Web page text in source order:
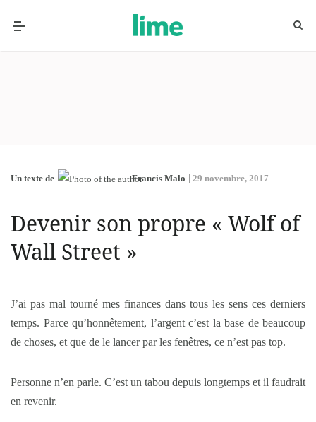
Un texte de Francis Malo 29 novembre, 2017
Devenir son propre « Wolf of
Wall Street »
J’ai pas mal tourné mes finances dans tous les sens ces derniers
temps. Parce qu’honnêtement, l’argent c’est la base de beaucoup
de choses, et que de le lancer par les fenêtres, ce n’est pas top.
Personne n’en parle. C’est un tabou depuis longtemps et il faudrait
en revenir.